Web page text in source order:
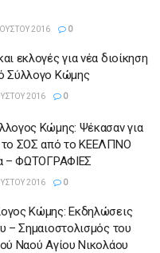
2016 0
εκλογές για νέα διοίκηση
Σύλλογο Κώμης
2016 0
Κώμης: Ψέκασαν για
το ΣΟΣ από το ΚΕΕΛΠΝΟ
– ΦΩΤΟΓΡΑΦΙΕΣ
2016 0
Κώμης: Εκδηλώσεις
– Σημαιοστολισμός του
Ναού Αγίου Νικολάου